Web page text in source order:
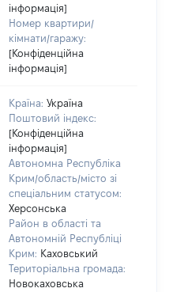
інформація]
Номер квартири/
кімнати/гаражу:
[Конфіденційна
інформація]
Країна: Україна
Поштовий індекс:
[Конфіденційна
інформація]
Автономна Республіка
Крим/область/місто зі
спеціальним статусом:
Херсонська
Район в області та
Автономній Республіці
Крим: Каховський
Територіальна громада:
Новокаховська